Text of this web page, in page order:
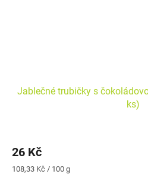
Jablečné trubičky s
ks)
26 Kč
Měrná
108,33 Kč / 100 g